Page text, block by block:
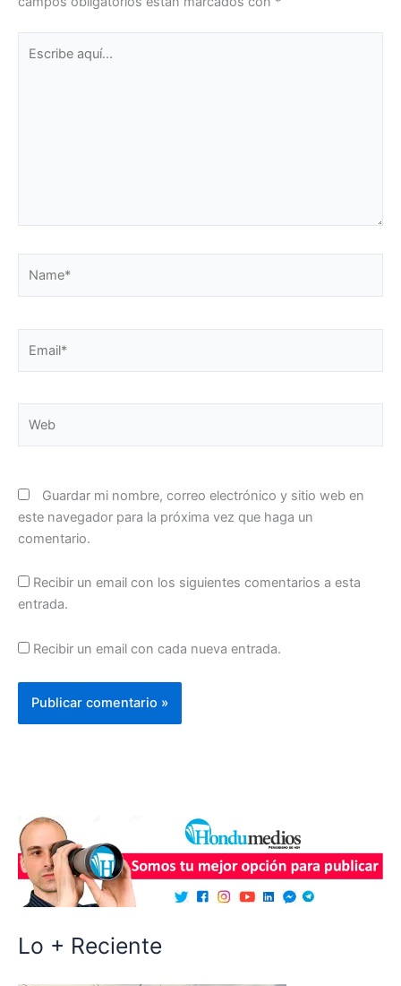
aquí...
Guardar mi nombre, correo electrónico y sitio web en
este navegador para la próxima vez que haga un
comentario.
Recibir un email con los siguientes comentarios a esta
entrada.
Recibir un email con cada nueva entrada.
Lo + Reciente